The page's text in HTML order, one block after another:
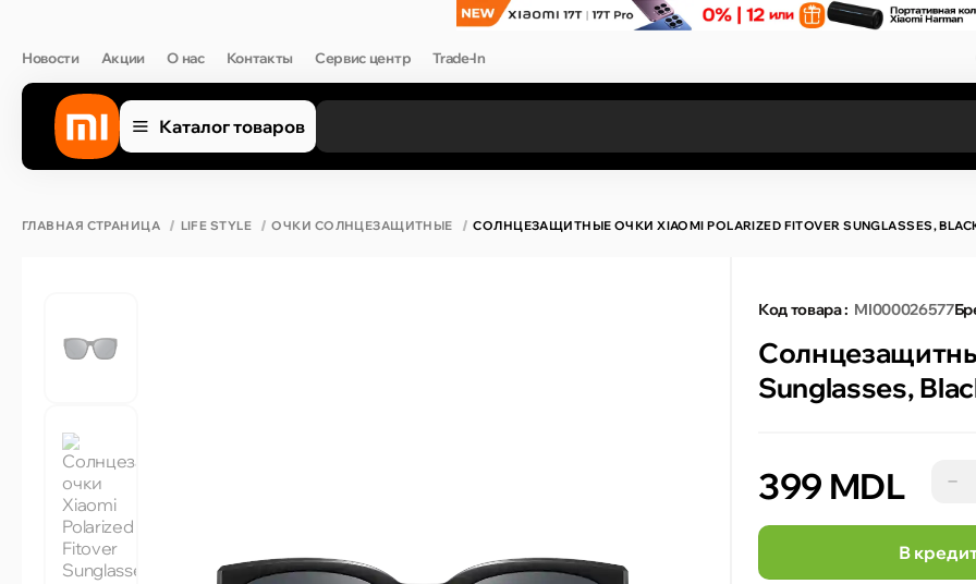
Новости Акции О нас Контакты Сервис центр Trade-In
Каталог товаров
ГЛАВНАЯ СТРАНИЦА LIFE STYLE ОЧКИ СОЛНЦЕЗАЩИТНЫЕ СОЛНЦЕЗАЩИТНЫЕ ОЧКИ XIAOMI POLARIZED FITOVER SUNGLASSES,
Код товара : MI000026577
Sunglasses,
399 MDL −
В